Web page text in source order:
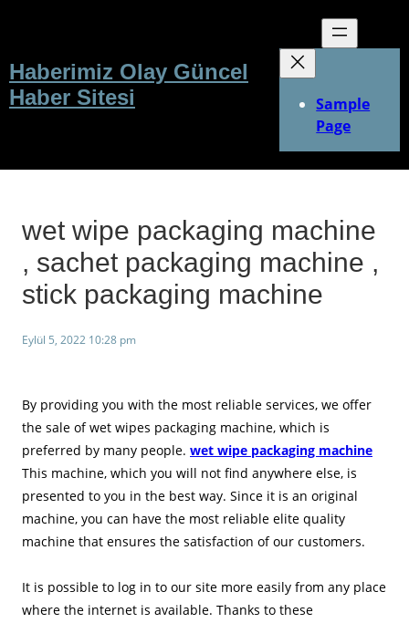
Haberimiz Olay Güncel
Haber Sitesi
Sample
Page
wet wipe packaging machine
, sachet packaging machine ,
stick packaging machine
Eylül 5, 2022 10:28 pm
By providing you with the most reliable services, we offer
the sale of wet wipes packaging machine, which is
preferred by many people. wet wipe packaging machine
This machine, which you will not find anywhere else, is
presented to you in the best way. Since it is an original
machine, you can have the most reliable elite quality
machine that ensures the satisfaction of our customers.
It is possible to log in to our site more easily from any place
where the internet is available. Thanks to these